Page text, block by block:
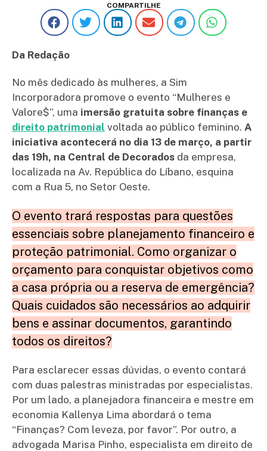
COMPARTILHE
Da Redação
No mês dedicado às mulheres, a Sim
Incorporadora promove o evento “Mulheres e
Valore$”, uma imersão gratuita sobre finanças e
direito patrimonial voltada ao público feminino. A
iniciativa acontecerá no dia 13 de março, a partir
das 19h, na Central de Decorados da empresa,
localizada na Av. República do Líbano, esquina
com a Rua 5, no Setor Oeste.
O evento trará respostas para questões
essenciais sobre planejamento financeiro e
proteção patrimonial. Como organizar o
orçamento para conquistar objetivos como
a casa própria ou a reserva de emergência?
Quais cuidados são necessários ao adquirir
bens e assinar documentos, garantindo
todos os direitos?
Para esclarecer essas dúvidas, o evento contará
com duas palestras ministradas por especialistas.
Por um lado, a planejadora financeira e mestre em
economia Kallenya Lima abordará o tema
“Finanças? Com leveza, por favor”. Por outro, a
advogada Marisa Pinho, especialista em direito de